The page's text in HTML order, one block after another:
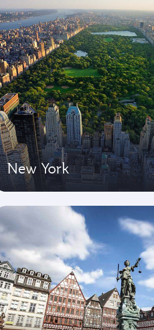
New York